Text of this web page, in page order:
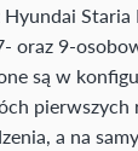
oraz 9-
są w
pierwszych
a na